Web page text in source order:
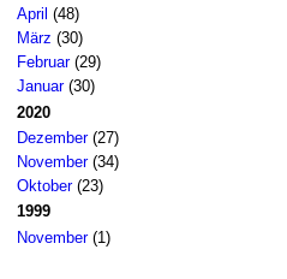
April (48)
März (30)
Februar(29)
Januar(30)
2020
Dezember(27)
November(34)
Oktober(23)
1999
November(1)